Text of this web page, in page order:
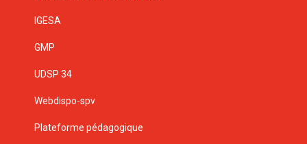
IGESA
GMP
UDSP 34
Webdispo-spv
Plateforme pédagogique